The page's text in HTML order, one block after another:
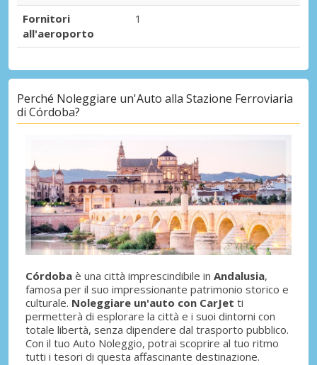
Fornitori
all'aeroporto
1
Perché Noleggiare un'Auto alla Stazione Ferroviaria
di Córdoba?
Córdoba è una città imprescindibile in Andalusia,
famosa per il suo impressionante patrimonio storico e
culturale. Noleggiare un'auto con CarJet ti
permetterà di esplorare la città e i suoi dintorni con
totale libertà, senza dipendere dal trasporto pubblico.
Con il tuo Auto Noleggio, potrai scoprire al tuo ritmo
tutti i tesori di questa affascinante destinazione.